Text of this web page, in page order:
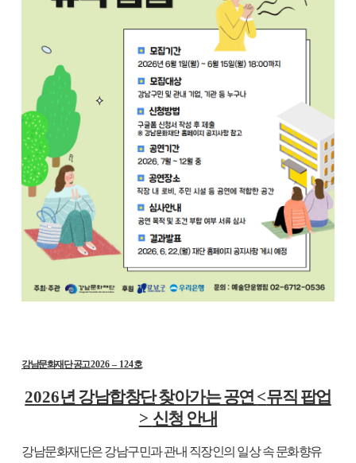
강남문화재단 공고2026 – 124호
2026년 강남합창단 찾아가는 공연 <뮤직 팝업
> 신청 안내
강남문화재단은 강남구민과 관내 직장인의 일상 속 문화향유